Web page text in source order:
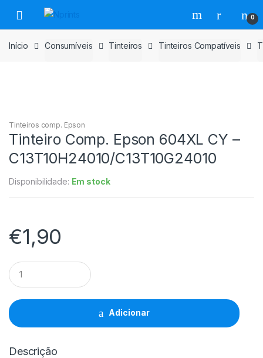
para
navegação
para
o
conteúdo
0
Início Consumíveis Tinteiros Tinteiros Compatíveis
Tinteiros comp. Epson
Tinteiro Comp. Epson 604XL CY –
C13T10H24010/C13T10G24010
Disponibilidade: Em stock
€1,90
Tinteiro
Comp.
Epson
604XL
CY
-
C13T10H24010/C13T10G24010
Adicionar
Descrição